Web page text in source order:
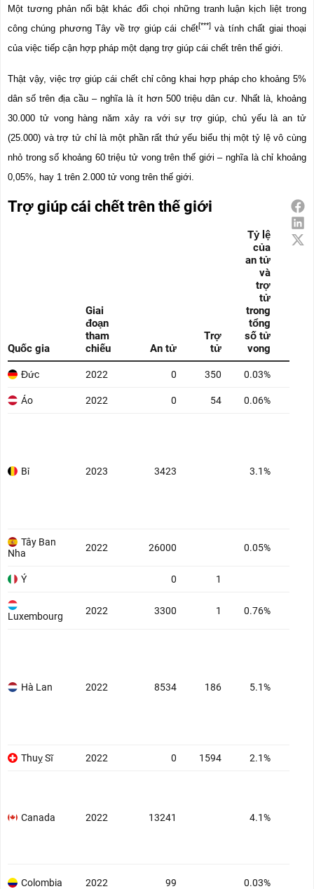
Một tương phản nổi bật khác đối chọi những tranh luận kịch liệt trong
công chúng phương Tây về trợ giúp cái chết[***] và tính chất giai thoại
của việc tiếp cận hợp pháp một dạng trợ giúp cái chết trên thế giới.
Thật vậy, việc trợ giúp cái chết chỉ công khai hợp pháp cho khoảng 5%
dân số trên địa cầu – nghĩa là ít hơn 500 triệu dân cư. Nhất là, khoảng
30.000 tử vong hàng năm xảy ra với sự trợ giúp, chủ yếu là an tử
(25.000) và trợ tử chỉ là một phần rất thứ yếu biểu thị một tỷ lệ vô cùng
nhỏ trong số khoảng 60 triệu tử vong trên thế giới – nghĩa là chỉ khoảng
0,05%, hay 1 trên 2.000 tử vong trên thế giới.